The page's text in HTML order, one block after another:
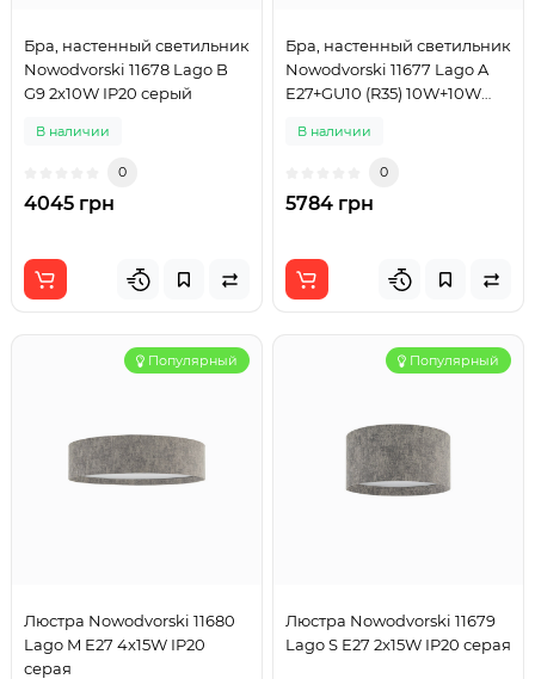
Бра, настенный светильник
Nowodvorski 11678 Lago B
G9 2x10W IP20 серый
В наличии
0
4045 грн
Бра, настенный светильник
Nowodvorski 11677 Lago A
E27+GU10 (R35) 10W+10W
В наличии
0
5784 грн
Популярный
Люстра Nowodvorski 11680
Lago M E27 4x15W IP20
серая
Популярный
Люстра Nowodvorski 11679
Lago S E27 2x15W IP20 серая